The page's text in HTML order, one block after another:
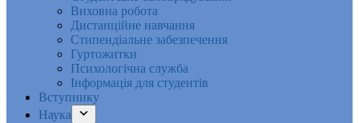
Виховна робота
Дистанційне навчання
Стипендіальне забезпечення
Гуртожитки
Психологічна служба
Інформація для студентів
Вступнику
Наука